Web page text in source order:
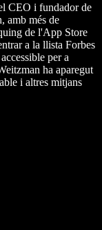
CEO i fundador de
amb més de
de l'App Store
a la llista Forbes
per a
ha aparegut
i altres mitjans